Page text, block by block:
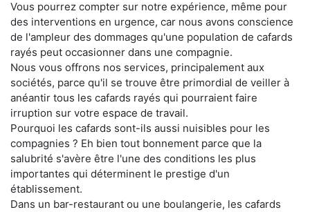
Vous pourrez compter sur notre expérience, même pour
des interventions en urgence, car nous avons conscience
de l'ampleur des dommages qu'une population de cafards
rayés peut occasionner dans une compagnie.
Nous vous offrons nos services, principalement aux
sociétés, parce qu'il se trouve être primordial de veiller à
anéantir tous les cafards rayés qui pourraient faire
irruption sur votre espace de travail.
Pourquoi les cafards sont-ils aussi nuisibles pour les
compagnies ? Eh bien tout bonnement parce que la
salubrité s'avère être l'une des conditions les plus
importantes qui déterminent le prestige d'un
établissement.
Dans un bar-restaurant ou une boulangerie, les cafards